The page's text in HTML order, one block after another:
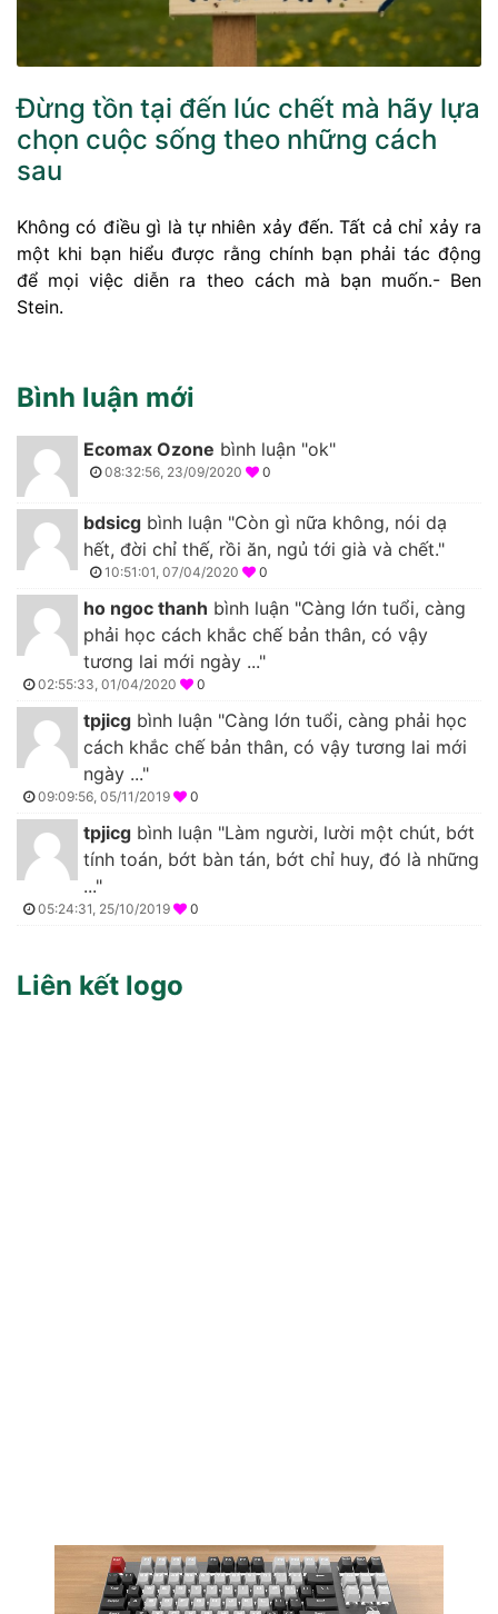
Đừng tồn tại đến lúc chết mà hãy lựa
chọn cuộc sống theo những cách
sau
Không có điều gì là tự nhiên xảy đến. Tất cả chỉ xảy ra
một khi bạn hiểu được rằng chính bạn phải tác động
để mọi việc diễn ra theo cách mà bạn muốn.- Ben
Stein.
Bình luận mới
Ecomax Ozone bình luận "ok"
08:32:56, 23/09/2020 0
bdsicg bình luận "Còn gì nữa không, nói dạ
hết, đời chỉ thế, rồi ăn, ngủ tới già và chết."
10:51:01, 07/04/2020 0
ho ngoc thanh bình luận "Càng lớn tuổi, càng
phải học cách khắc chế bản thân, có vậy
tương lai mới ngày ..."
02:55:33, 01/04/2020 0
tpjicg bình luận "Càng lớn tuổi, càng phải học
cách khắc chế bản thân, có vậy tương lai mới
ngày ..."
09:09:56, 05/11/2019 0
tpjicg bình luận "Làm người, lười một chút, bớt
tính toán, bớt bàn tán, bớt chỉ huy, đó là những
..."
05:24:31, 25/10/2019 0
Liên kết logo